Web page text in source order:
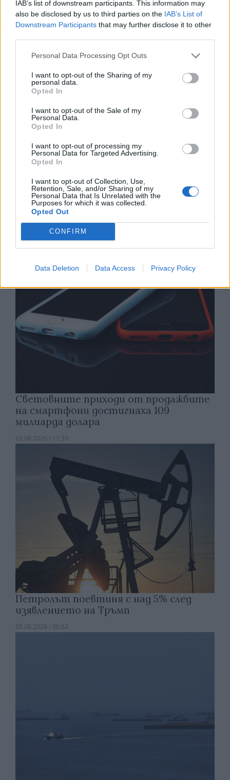
IAB’s list of downstream participants. This information may
also be disclosed by us to third parties on the IAB’s List of
Downstream Participants that may further disclose it to other
Personal Data Processing Opt Outs
I want to opt-out of the Sharing of my
personal data.
Opted In
I want to opt-out of the Sale of my
Personal Data.
Opted In
I want to opt-out of processing my
Personal Data for Targeted Advertising.
Opted In
I want to opt-out of Collection, Use,
Retention, Sale, and/or Sharing of my
Personal Data that Is Unrelated with the
Purposes for which it was collected.
Opted Out
CONFIRM
Data Deletion Data Access Privacy Policy
Китай си построи свой курорт
Хакери удариха бизнес-база данни в
Лихтенщайн
03.08.2026 / 14:30
Световните приходи от продажбите
на смартфони достигнаха 109
милиарда долара
03.08.2026 / 11:30
Петролът поевтиня с над 5% след
изявлението на Тръмп
03.08.2026 / 08:52